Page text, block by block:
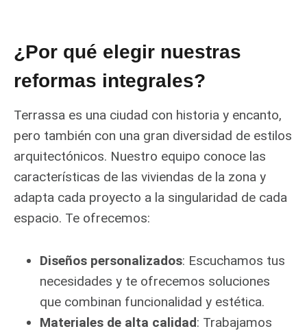
¿Por qué elegir nuestras
reformas integrales?
Terrassa es una ciudad con historia y encanto,
pero también con una gran diversidad de estilos
arquitectónicos. Nuestro equipo conoce las
características de las viviendas de la zona y
adapta cada proyecto a la singularidad de cada
espacio. Te ofrecemos:
Diseños personalizados: Escuchamos tus
necesidades y te ofrecemos soluciones
que combinan funcionalidad y estética.
Materiales de alta calidad: Trabajamos